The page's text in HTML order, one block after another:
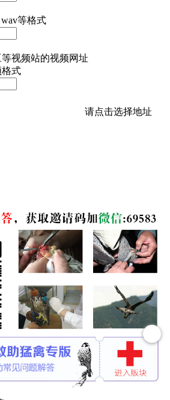
等格式
视频站的视频网址
格式
请点击选择地址